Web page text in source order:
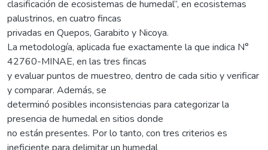
clasificación de ecosistemas de humedal”, en ecosistemas
palustrinos, en cuatro fincas
privadas en Quepos, Garabito y Nicoya.
La metodología, aplicada fue exactamente la que indica N°
42760-MINAE, en las tres fincas
y evaluar puntos de muestreo, dentro de cada sitio y verificar
y comparar. Además, se
determinó posibles inconsistencias para categorizar la
presencia de humedal en sitios donde
no están presentes. Por lo tanto, con tres criterios es